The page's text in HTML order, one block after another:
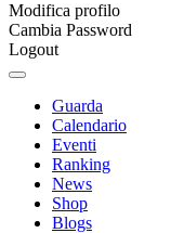
Modifica profilo
Cambia Password
Logout
Guarda
Calendario
Eventi
Ranking
News
Shop
Blogs